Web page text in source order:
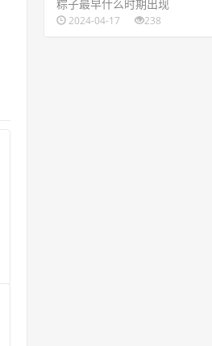
​粽子最早什么时期出现
2024-04-17 238